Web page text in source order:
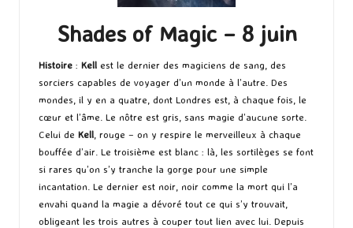
Shades of Magic – 8 juin
Histoire : Kell est le dernier des magiciens de sang, des
sorciers capables de voyager d’un monde à l’autre. Des
mondes, il y en a quatre, dont Londres est, à chaque fois, le
cœur et l’âme. Le nôtre est gris, sans magie d’aucune sorte.
Celui de Kell , rouge – on y respire le merveilleux à chaque
bouffée d’air. Le troisième est blanc : là, les sortilèges se font
si rares qu’on s’y tranche la gorge pour une simple
incantation. Le dernier est noir, noir comme la mort qui l’a
envahi quand la magie a dévoré tout ce qui s’y trouvait,
obligeant les trois autres à couper tout lien avec lui. Depuis